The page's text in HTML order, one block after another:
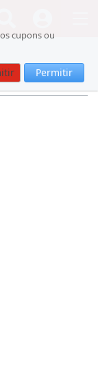
cupons ou
Permitir